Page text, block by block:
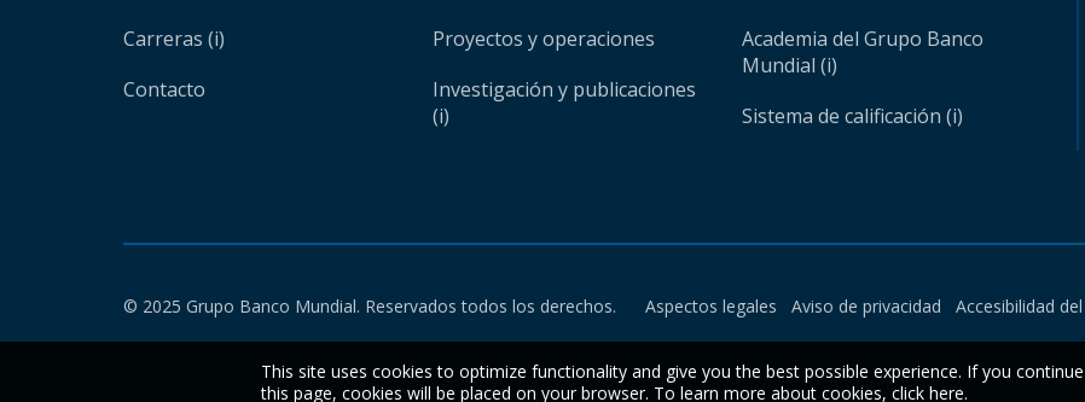
Carreras (i)
Contacto
Proyectos y operaciones
Investigación y publicaciones
(i)
Academia del Grupo Banco
Mundial (i)
Sistema de calificación (i)
© 2025 Grupo Banco Mundial. Reservados todos los derechos. Aspectos legales Aviso de privacidad Accesibilidad
This site uses cookies to optimize functionality and give you the best possible experience. If you
this page, cookies will be placed on your browser. To learn more about cookies, click here.